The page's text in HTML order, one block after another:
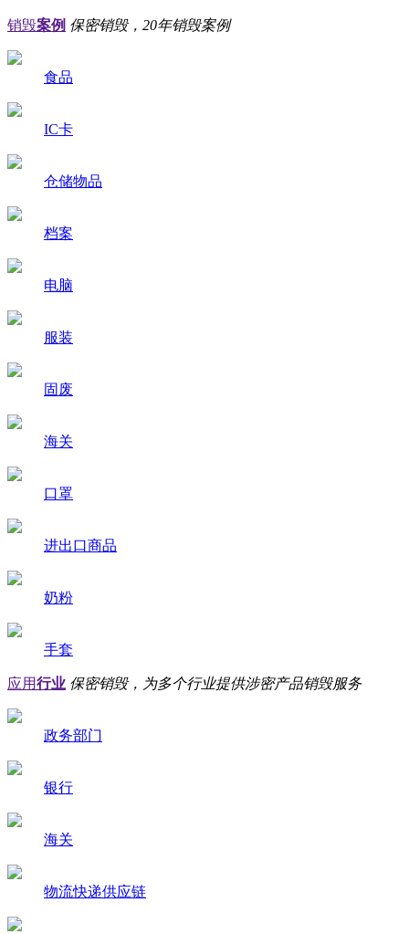
销毁案例 保密销毁，20年销毁案例
食品
IC卡
仓储物品
档案
电脑
服装
固废
海关
口罩
进出口商品
奶粉
手套
应用行业 保密销毁，为多个行业提供涉密产品销毁服务
政务部门
银行
海关
物流快递供应链